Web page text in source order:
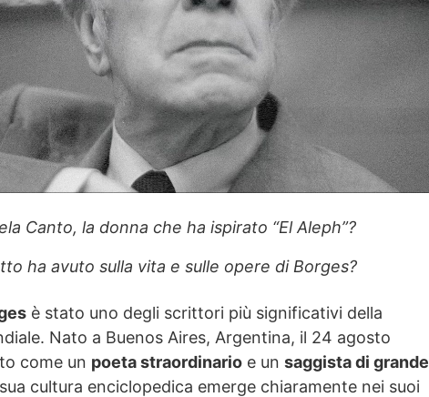
Canto, la donna che ha ispirato “El Aleph”?
ha avuto sulla vita e sulle opere di Borges?
è stato uno degli scrittori più significativi della
Nato a Buenos Aires, Argentina, il 24 agosto
come un poeta straordinario e un saggista di grande
cultura enciclopedica emerge chiaramente nei suoi